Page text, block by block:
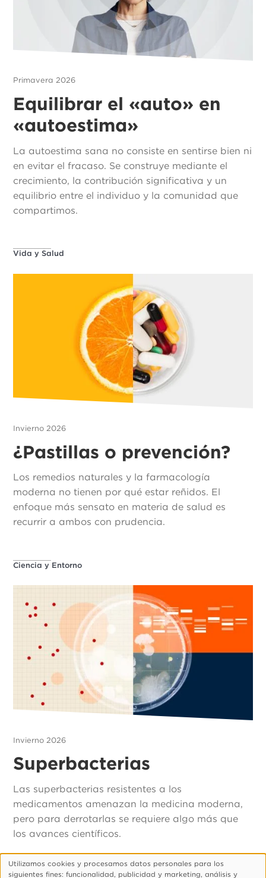
Primavera 2026
Equilibrar el «auto» en
«autoestima»
La autoestima sana no consiste en sentirse bien ni
en evitar el fracaso. Se construye mediante el
crecimiento, la contribución significativa y un
equilibrio entre el individuo y la comunidad que
compartimos.
Vida y Salud
Invierno 2026
¿Pastillas o prevención?
Los remedios naturales y la farmacología
moderna no tienen por qué estar reñidos. El
enfoque más sensato en materia de salud es
recurrir a ambos con prudencia.
Ciencia y Entorno
Invierno 2026
Superbacterias
Las superbacterias resistentes a los
medicamentos amenazan la medicina moderna,
pero para derrotarlas se requiere algo más que
los avances científicos.
Uso
Utilizamos cookies y procesamos datos personales para los
siguientes fines: funcionalidad, publicidad y marketing, análisis y